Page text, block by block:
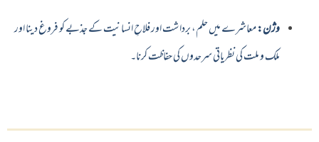
وژن:معاشرے میں حلم، برداشت اور فلاحِ انسانیت کے جذبے کو فروغ دینا اور
ملک و ملت کی نظریاتی سرحدوں کی حفاظت کرنا۔